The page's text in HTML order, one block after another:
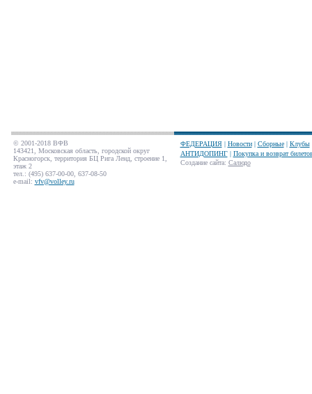
© 2001-2018 ВФВ
143421, Московская область, городской округ
Красногорск, территория БЦ Рига Ленд, строение 1,
этаж 2
тел.: (495) 637-00-00, 637-08-50
e-mail: vfv@volley.ru
ФЕДЕРАЦИЯ| Новости| Сборные| Клубы
АНТИДОПИНГ| Покупка и возврат
Создание сайта: Салюдо